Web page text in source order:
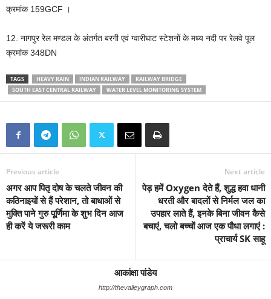
क्रमांक 159GCF ।
12. नागपुर रेल मण्डल के अंतर्गत बरगी एवं ग्वारीघाट स्टेशनों के मध्य नदी पर रेलवे पूल
क्रमांक 348DN
TAGS HEAVY RAIN INDIAN RAILWAY
RAILWAY BRIDGE
SOUTH EAST CENTRAL RAILWAY
WATER LEVEL MONITORING SYSTEM
Previous article
अगर आप पितृ दोष के चलते जीवन की
कठिनाइयों से हैं परेशान, तो बाधाओं से
मुक्ति पाने गुरु पूर्णिमा के शुभ दिन आज
ही करें ये जरूरी काम
Next article
पेड़ हमें Oxygen देते हैं, शुद्ध हवा धानी
धरती और बादलों से निर्मल जल का
उपहार लाते हैं, इनके बिना जीवन कैसे
बचाएं, चलो बच्चों आज एक पौधा लगाएं :
प्राचार्य SK साहू
आकांक्षा पांडेय
http://thevalleygraph.com